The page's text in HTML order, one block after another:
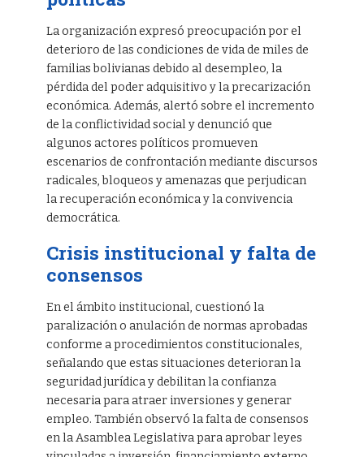
La organización expresó preocupación por el
deterioro de las condiciones de vida de miles de
familias bolivianas debido al desempleo, la
pérdida del poder adquisitivo y la precarización
económica. Además, alertó sobre el incremento
de la conflictividad social y denunció que
algunos actores políticos promueven
escenarios de confrontación mediante discursos
radicales, bloqueos y amenazas que perjudican
la recuperación económica y la convivencia
democrática.
Crisis institucional y falta de
consensos
En el ámbito institucional, cuestionó la
paralización o anulación de normas aprobadas
conforme a procedimientos constitucionales,
señalando que estas situaciones deterioran la
seguridad jurídica y debilitan la confianza
necesaria para atraer inversiones y generar
empleo. También observó la falta de consensos
en la Asamblea Legislativa para aprobar leyes